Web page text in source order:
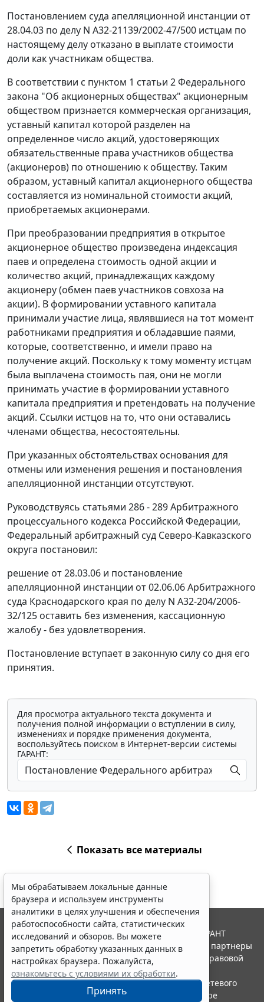
Постановлением суда апелляционной инстанции от
28.04.03 по делу N А32-21139/2002-47/500 истцам по
настоящему делу отказано в выплате стоимости
доли как участникам общества.
В соответствии с пунктом 1 статьи 2Федерального
закона "Об акционерных обществах" акционерным
обществом признается коммерческая организация,
уставный капитал которой разделен на
определенное число акций, удостоверяющих
обязательственные права участников общества
(акционеров) по отношению к обществу. Таким
образом, уставный капитал акционерного общества
составляется из номинальной стоимости акций,
приобретаемых акционерами.
При преобразовании предприятия в открытое
акционерное общество произведена индексация
паев и определена стоимость одной акции и
количество акций, принадлежащих каждому
акционеру (обмен паев участников совхоза на
акции). В формировании уставного капитала
принимали участие лица, являвшиеся на тот момент
работниками предприятия и обладавшие паями,
которые, соответственно, и имели право на
получение акций. Поскольку к тому моменту истцам
была выплачена стоимость пая, они не могли
принимать участие в формировании уставного
капитала предприятия и претендовать на получение
акций. Ссылки истцов на то, что они оставались
членами общества, несостоятельны.
При указанных обстоятельствах основания для
отмены или изменения решения и постановления
апелляционной инстанции отсутствуют.
Руководствуясь статьями 286 - 289Арбитражного
процессуального кодекса Российской Федерации,
Федеральный арбитражный суд Северо-Кавказского
округа постановил:
решение от 28.03.06 и постановление
апелляционной инстанции от 02.06.06 Арбитражного
суда Краснодарского края по делу N А32-204/2006-
32/125 оставить без изменения, кассационную
жалобу - без удовлетворения.
Постановление вступает в законную силу со дня его
принятия.
Для просмотра актуального текста документа и
получения полной информации о вступлении в силу,
изменениях и порядке применения документа,
воспользуйтесь поиском в Интернет-версии системы
ГАРАНТ:
Показать все материалы
Мы обрабатываем локальные данные
браузера и используем инструменты
аналитики в целях улучшения и обеспечения
работоспособности сайта, статистических
исследований и обзоров. Вы можете
запретить обработку указанных данных в
настройках браузера. Пожалуйста,
ознакомьтесь с условиями их обработки.
Принять
© ООО "НПП "ГАРАНТ-СЕРВИС", 2026. Система ГАРАНТ
выпускается с 1990 года. Компания "Гарант" и ее партнеры
являются участниками Российской ассоциации правовой
информации ГАРАНТ.
Портал ГАРАНТ.РУ зарегистрирован в качестве сетевого
издания Федеральной службой по надзору в сфере